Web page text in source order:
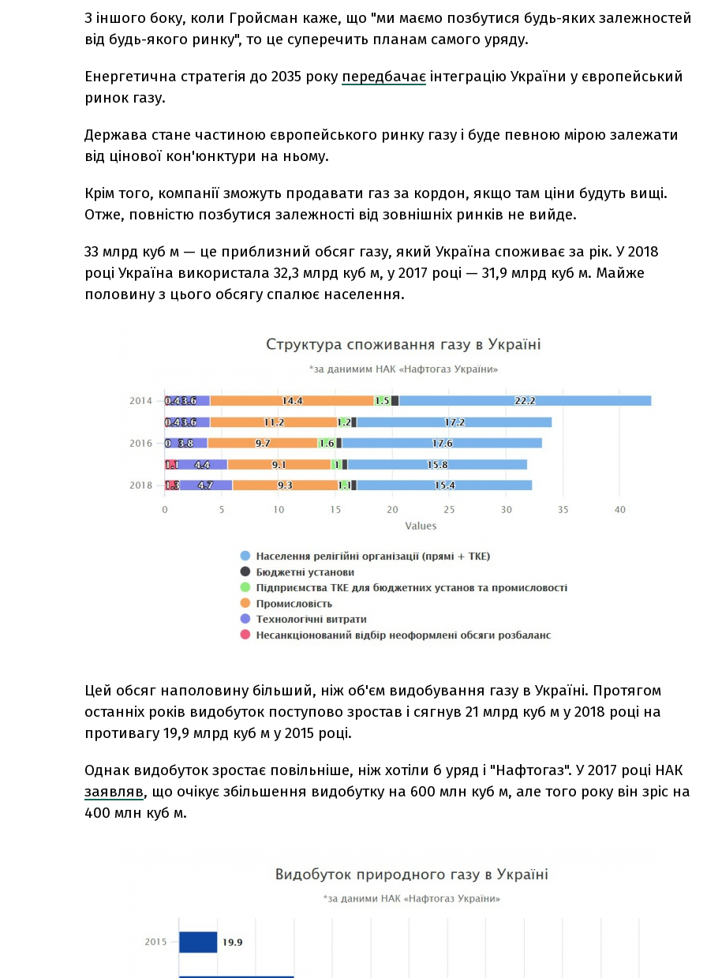
З іншого боку, коли Гройсман каже, що "ми маємо позбутися будь-яких залежностей
від будь-якого ринку", то це суперечить планам самого уряду.
Енергетична стратегія до 2035 року передбачає інтеграцію України у європейський
ринок газу.
Держава стане частиною європейського ринку газу і буде певною мірою залежати
від цінової кон'юнктури на ньому.
Крім того, компанії зможуть продавати газ за кордон, якщо там ціни будуть вищі.
Отже, повністю позбутися залежності від зовнішніх ринків не вийде.
33 млрд куб м — це приблизний обсяг газу, який Україна споживає за рік. У 2018
році Україна використала 32,3 млрд куб м, у 2017 році — 31,9 млрд куб м. Майже
половину з цього обсягу спалює населення.
Цей обсяг наполовину більший, ніж об'єм видобування газу в Україні. Протягом
останніх років видобуток поступово зростав і сягнув 21 млрд куб м у 2018 році на
противагу 19,9 млрд куб м у 2015 році.
Однак видобуток зростає повільніше, ніж хотіли б уряд і "Нафтогаз". У 2017 році НАК
заявляв, що очікує збільшення видобутку на 600 млн куб м, але того року він зріс на
400 млн куб м.